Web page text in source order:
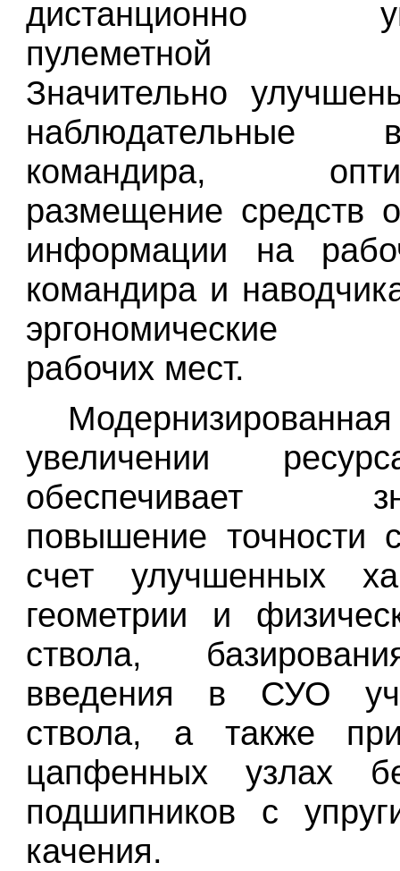
дистанционно
пулеметной
Значительно
наблюдательные
командира,
размещение средств
информации на
командира и
эргономические
рабочих мест.
увеличении
обеспечивает
повышение точности
счет улучшенных
геометрии и
ствола,
введения в СУО
ствола, а также
цапфенных узлах
подшипников с
качения.